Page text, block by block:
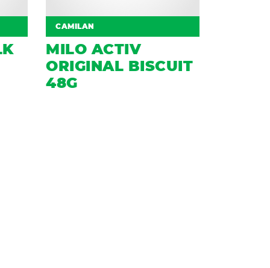
CAMILAN
MILO ACTIV
ORIGINAL BISCUIT
48G